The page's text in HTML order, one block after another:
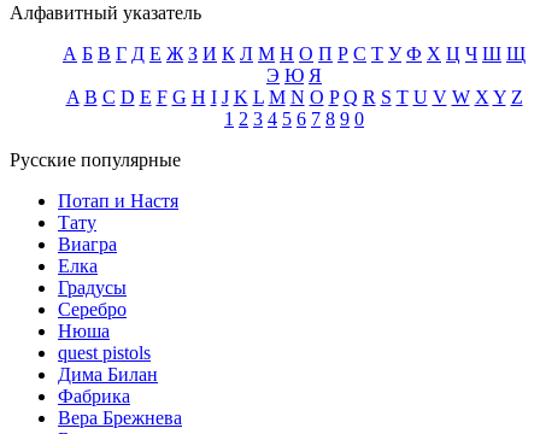
Алфавитный указатель
А Б В Г Д Е Ж З И К Л М Н О П Р С Т У Ф Х Ц Ч Ш Щ
Э Ю Я
A B C D E F G H I J K L M N O P Q R S T U V W X Y Z
1 2 3 4 5 6 7 8 9 0
Русские популярные
Потап и Настя
Тату
Виагра
Елка
Градусы
Серебро
Нюша
quest pistols
Дима Билан
Фабрика
Вера Брежнева